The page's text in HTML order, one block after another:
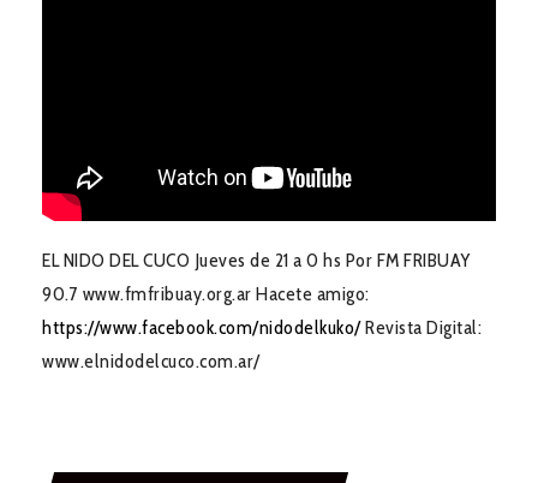
EL NIDO DEL CUCO Jueves de 21 a 0 hs Por FM FRIBUAY
90.7 www.fmfribuay.org.ar Hacete amigo:
https://www.facebook.com/nidodelkuko/Revista Digital:
www.elnidodelcuco.com.ar/